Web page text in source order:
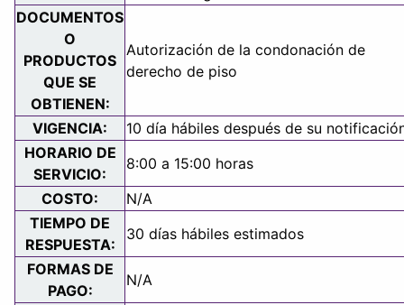
DOCUMENTOS
O
PRODUCTOS
QUE SE
OBTIENEN:
Autorización de la condonación de
derecho de piso
VIGENCIA:
10 día hábiles después de su
HORARIO DE
SERVICIO:
8:00 a 15:00 horas
COSTO:
N/A
TIEMPO DE
RESPUESTA:
30 días hábiles estimados
FORMAS DE
PAGO:
N/A